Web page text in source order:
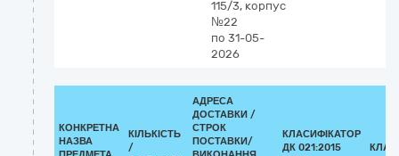
115/3, корпус
№22
по 31-05-
2026
КОНКРЕТНА
НАЗВА
КІЛЬКІСТЬ
/
АДРЕСА
ДОСТАВКИ /
СТРОК
ПОСТАВКИ/
КЛАСИФІКАТОР
ДК 021:2015